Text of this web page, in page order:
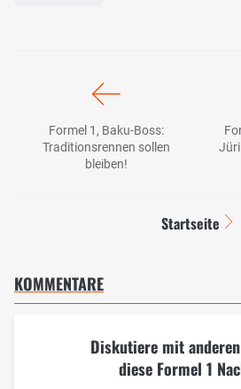
Formel 1, Baku-Boss:
Traditionsrennen sollen
bleiben!
Jüri
Startseite
KOMMENTARE
Diskutiere mit
diese Formel 1